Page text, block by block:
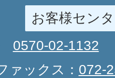
お客様セン
0570-02-1132
ァックス： 072-